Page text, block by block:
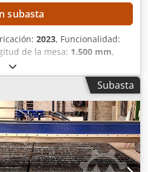
subasta
2023, Funcionalidad:
de la mesa: 1.500 mm,
, altura de la pieza (máx.):
CNC, DETALLES TÉCNICOS
trabajo: 150 mm Rango de
mm Rango de corte
Grosor máximo de
la mesa: 3.000 mm Largo de
de corte: 1 Avance: 20.000
mm DETALLES DE LA
del filtro: 100 m²
Subasta